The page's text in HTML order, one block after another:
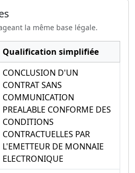
la même base légale.
Qualification simplifiée
CONCLUSION D'UN
CONTRAT SANS
COMMUNICATION
PREALABLE CONFORME DES
CONDITIONS
CONTRACTUELLES PAR
L'EMETTEUR DE MONNAIE
ELECTRONIQUE